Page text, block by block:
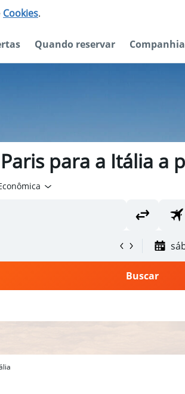
Cookies.
Quando reservar
para a Itália a
Buscar